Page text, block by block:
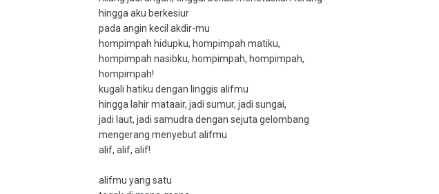
hingga aku berkesiur
pada angin kecil akdir-mu
hompimpah hidupku, hompimpah matiku,
hompimpah nasibku, hompimpah, hompimpah,
hompimpah!
kugali hatiku dengan linggis alifmu
hingga lahir mataair, jadi sumur, jadi sungai,
jadi laut, jadi samudra dengan sejuta gelombang
mengerang menyebut alifmu
alif, alif, alif!
alifmu yang satu